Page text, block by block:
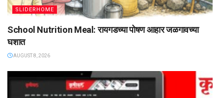
SLIDERHOME
School Nutrition Meal: रायगडच्या पोषण आहार जळगावच्या
घशात
AUGUST 8, 2026